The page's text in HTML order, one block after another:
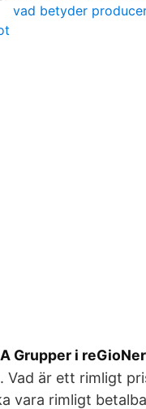
vad betyder
Grupper i
Vad är ett rimligt
vara rimligt